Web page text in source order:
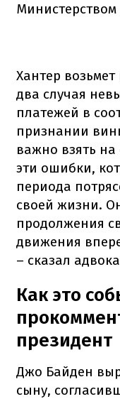
Хантер возьмет
два случая
платежей в
признании
важно взять на
эти ошибки,
периода
своей жизни.
продолжения
движения
– сказал
Как это
президент
Джо Байден
сыну,